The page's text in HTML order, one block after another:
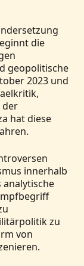
die
geopolitische
2023 und
der
hat diese
innerhalb
zu
von